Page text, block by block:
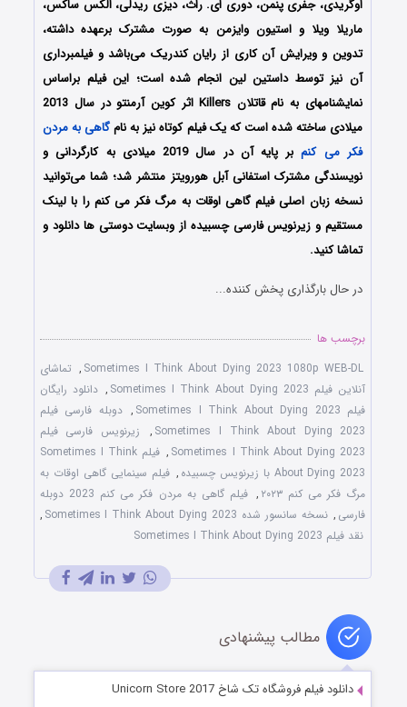
اوگریدی، جفری پنمن، دوری ای. راث، دیزی ریدلی، الکس ساکس،
ماریلا ویلا و استیون وایزمن به صورت مشترک برعهده داشته،
تدوین و ویرایش آن کاری از رایان کندریک می‌باشد و فیلمبرداری
آن نیز توسط داستین لین انجام شده است؛ این فیلم براساس
نمایشنامه‎ای به نام قاتلان Killers اثر کوین آرمنتو در سال 2013
میلادی ساخته شده‌ است که یک فیلم کوتاه نیز به نامگاهی به مردن
فکر می کنم
بر پایه آن در سال 2019 میلادی به کارگردانی و
نویسندگی مشترک استفانی آبل هورویتز منتشر شد؛ شما می‌توانید
نسخه زبان اصلی فیلم گاهی اوقات به مرگ فکر می کنم را با ‌لینک
مستقیم و زیرنویس فارسی چسبیده از وبسایت دوستی ها دانلود و
تماشا کنید.
در حال بارگذاری پخش کننده...
برچسب ها
Sometimes I Think About Dying 2023 1080p WEB-DL
, تماشای
آنلاین فیلم Sometimes I Think About Dying 2023
, دانلود رایگان
فیلم Sometimes I Think About Dying 2023
, دوبله فارسی فیلم
Sometimes I Think About Dying 2023
,
زیرنویس فارسی فیلم
Sometimes I Think About Dying 2023
,
فیلم Sometimes I Think
About Dying 2023 با زیرنویس چسبیده
, فیلم سینمایی گاهی اوقات به
مرگ فکر می کنم ۲۰۲۳
,
فیلم گاهی به مردن فکر می کنم 2023 دوبله
فارسی , نسخه سانسور شده Sometimes I Think About Dying 2023
,
نقد فیلم Sometimes I Think About Dying 2023
مطالب پیشنهادی
دانلود فیلم فروشگاه تک شاخ Unicorn Store 2017